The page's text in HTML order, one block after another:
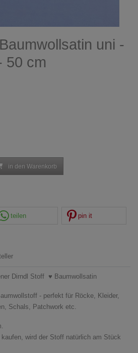
uni -
50 cm
in den Warenkorb
teilen pin it
Dirndl Stoff ♥ Baumwollsatin
- perfekt für Röcke, Kleider,
Schals, Patchwork etc.
wird der Stoff natürlich am Stück